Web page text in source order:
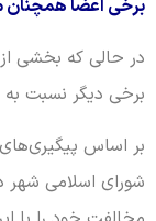
برخی اعضا همچنان
در حالی که بخشی
برخی دیگر نسبت
بر اساس
شورای اسلامی